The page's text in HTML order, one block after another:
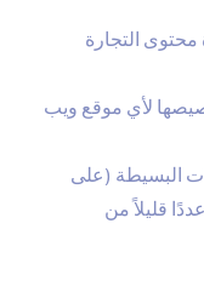
محتوى التجارة
لأي موقع ويب
البسيطة (على
قليلاً من